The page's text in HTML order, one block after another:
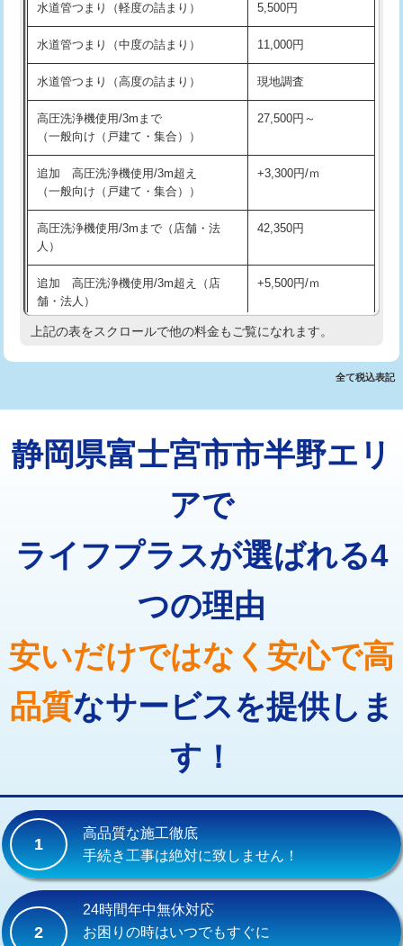
洗面台設置 38,500円
化粧台設置 22,000円
追加人工 16,500円
廃棄・処分 現場見積
※給水管工事は20mmまでの価格です。
交換・取付(排水栓・排水トラップ
22,000円+材料費
持込商品取付（混合水栓）
持込商品取付（浄水器・分岐水栓） 16,500円
業）
排水管工事（追加 排水管工事/3ｍ超
え）
マス交換（土の掘削・埋め戻し作業） 11,000円~
マス交換（深さ50㎝以上） 66,000円
コンクリート斫り（厚さ10㎝超え）
モルタル補修（厚さ10㎝まで） 27,500円
16,500円
廃棄・処分 現場見積
水道管つまり（軽度の詰まり） 5,500円
水道管つまり（中度の詰まり） 11,000円
水道管つまり（高度の詰まり） 現地調査
高圧洗浄機使用/3mまで
（一般向け（戸建て・集合））
27,500円～
追加 高圧洗浄機使用/3m超え
（一般向け（戸建て・集合））
+3,300円/ｍ
高圧洗浄機使用/3mまで（店舗・法
人）
42,350円
追加 高圧洗浄機使用/3m超え（店
舗・法人）
+5,500円/ｍ
高度高圧洗浄換 現地調査
トーラー機使用/3mまで 33,000円
追加トーラー機使用/3m超え +3,300円
止水・漏水調査・防水処理・清掃・修
11,000円
止水・漏水調査・防水処理・清掃・修
22,000円
止水・漏水調査・防水処理・清掃・修
理・調整・分解・加工など（重作業）
33,000円
その他部品の脱着 8,800円～
交換・取付(単水栓（壁付・デッキ
式）)
13,200円+材料費
交換・取付(混合水栓（壁付・デッキ
式・ワンホール）)
16,500円+材料費
交換・取付(排水栓・排水トラップ
（P/S/ポップアップ））
上記の表をスクロールで他の料金もご覧になれます。
全て税込表記
静岡県富士宮市市半野エリ
アで
ライフプラスが選ばれる4
つの理由
安いだけではなく安心で高
品質なサービスを提供しま
す！
1
高品質な施工徹底
手続き工事は絶対に致しません！
2
24時間年中無休対応
お困りの時はいつでもすぐに